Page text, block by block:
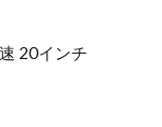
20インチ